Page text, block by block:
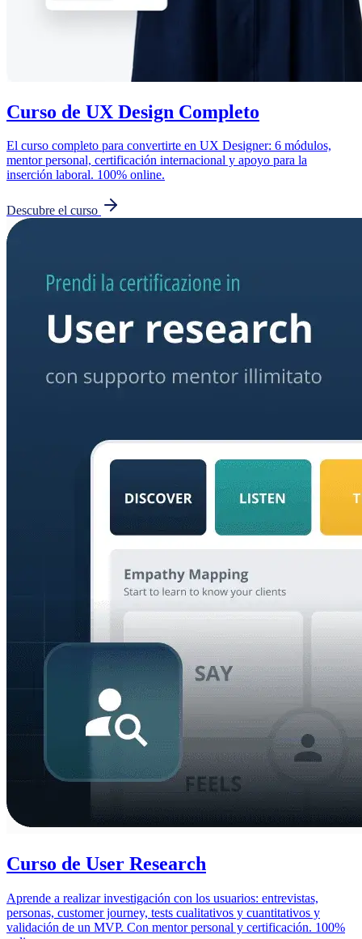
Curso de UX Design Completo
El curso completo para convertirte en UX Designer: 6 módulos,
mentor personal, certificación internacional y apoyo para la
inserción laboral. 100% online.
Descubre el curso
Curso de User Research
Aprende a realizar investigación con los usuarios: entrevistas,
personas, customer journey, tests cualitativos y cuantitativos y
validación de un MVP. Con mentor personal y certificación. 100%